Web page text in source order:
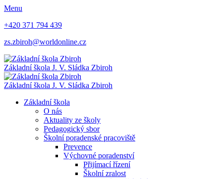
Menu
+420 371 794 439
zs.zbiroh@worldonline.cz
Základní škola J. V. Sládka Zbiroh
Základní škola J. V. Sládka Zbiroh
Základní škola
O nás
Aktuality ze školy
Pedagogický sbor
Školní poradenské pracoviště
Prevence
Výchovné poradenství
Přijímací řízení
Školní zralost